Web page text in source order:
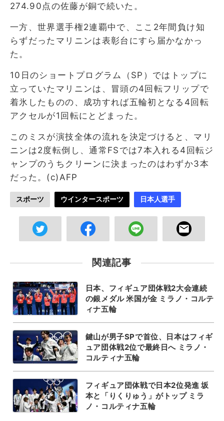
274.90点の佐藤が銅で続いた。
一方、世界選手権2連覇中で、ここ2年間負け知
らずだったマリニンは表彰台にすら届かなかっ
た。
10日のショートプログラム（SP）ではトップに
立っていたマリニンは、冒頭の4回転フリップで
着氷したものの、成功すれば五輪初となる4回転
アクセルが1回転にとどまった。
このミスが演技全体の流れを決定づけると、マリ
ニンは2度転倒し、通常FSでは7本入れる4回転ジ
ャンプのうちクリーンに決まったのはわずか3本
だった。(c)AFP
スポーツ ウインタースポーツ 日本人選手
関連記事
日本、フィギュア団体戦2大会連続
の銀メダル 米国が金 ミラノ・コルテ
ィナ五輪
鍵山が男子SPで首位、日本はフィギ
ュア団体戦2位で最終日へ ミラノ・
コルティナ五輪
フィギュア団体戦で日本2位発進 坂
本と「りくりゅう」がトップ ミラ
ノ・コルティナ五輪